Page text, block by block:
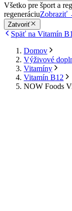
Všetko pre šport a
regeneráciuZobraziť
Zatvoriť
Späť na Vitamín
Domov
Výživové
Vitamíny
Vitamín B12
NOW Foods